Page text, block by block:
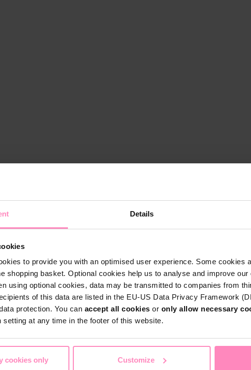
Details
to provide you with an optimised user experience. Some cookies
shopping basket. Optional cookies help us to analyse and improve our
using optional cookies, data may be transmitted to companies from
of this data are listed in the EU-US Data Privacy Framework
protection. You can accept all cookies or only allow necessary
setting at any time in the footer of this website.
cookies only Customize